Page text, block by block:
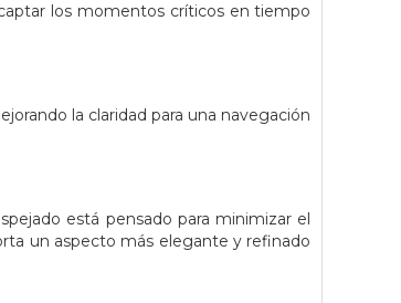
los momentos críticos en tiempo
la claridad para una navegación
está pensado para minimizar el
un aspecto más elegante y refinado